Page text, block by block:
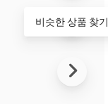
비슷한 상품 찾기